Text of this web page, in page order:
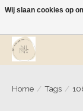
Wij zijn op vakantie!
Home / Tags /
Wij slaan cookies op